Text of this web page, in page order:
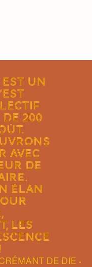
un
200
avec
de
élan
les
DE DIE •